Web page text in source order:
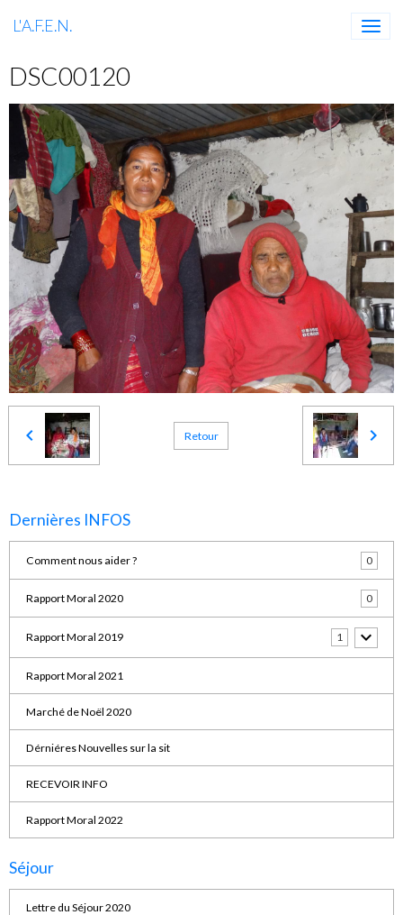
L'A.F.E.N.
DSC00120
Retour
Dernières INFOS
Comment nous aider ? 0
Rapport Moral 2020 0
Rapport Moral 2019 1
Rapport Moral 2021
Marché de Noël 2020
Dérniéres Nouvelles sur la sit
RECEVOIR INFO
Rapport Moral 2022
Séjour
Lettre du Séjour 2020